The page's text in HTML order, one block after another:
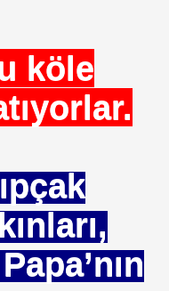
köle
Okunan Ülkeler